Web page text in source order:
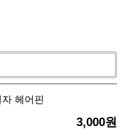
헤어핀
3,000원